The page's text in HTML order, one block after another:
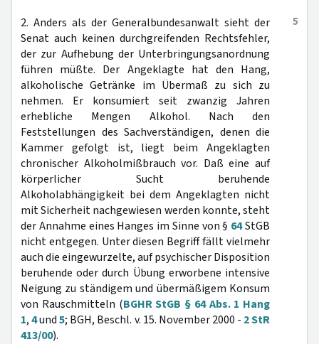
5
2. Anders als der Generalbundesanwalt sieht der
Senat auch keinen durchgreifenden Rechtsfehler,
der zur Aufhebung der Unterbringungsanordnung
führen müßte. Der Angeklagte hat den Hang,
alkoholische Getränke im Übermaß zu sich zu
nehmen. Er konsumiert seit zwanzig Jahren
erhebliche Mengen Alkohol. Nach den
Feststellungen des Sachverständigen, denen die
Kammer gefolgt ist, liegt beim Angeklagten
chronischer Alkoholmißbrauch vor. Daß eine auf
körperlicher Sucht beruhende
Alkoholabhängigkeit bei dem Angeklagten nicht
mit Sicherheit nachgewiesen werden konnte, steht
der Annahme eines Hanges im Sinne von § 64StGB
nicht entgegen. Unter diesen Begriff fällt vielmehr
auch die eingewurzelte, auf psychischer Disposition
beruhende oder durch Übung erworbene intensive
Neigung zu ständigem und übermäßigem Konsum
von Rauschmitteln (BGHR StGB § 64 Abs. 1 Hang
1,4und5; BGH, Beschl. v. 15. November 2000 - 2 StR
413/00).